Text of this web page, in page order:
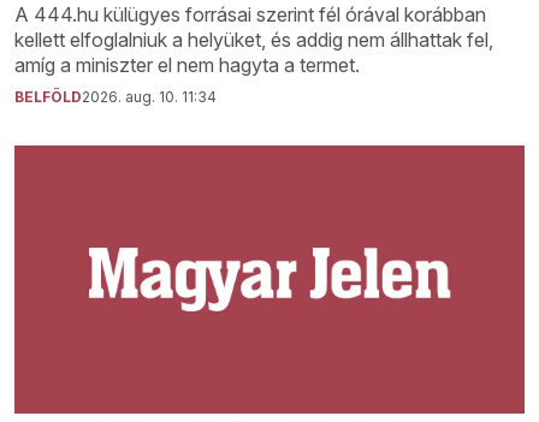
A 444.hu külügyes forrásai szerint fél órával korábban
kellett elfoglalniuk a helyüket, és addig nem állhattak fel,
amíg a miniszter el nem hagyta a termet.
BELFÖLD2026. aug. 10. 11:34